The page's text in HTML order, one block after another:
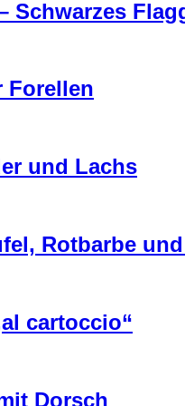
Schwarzes
Forellen
und Lachs
Rotbarbe
cartoccio“
Dorsch